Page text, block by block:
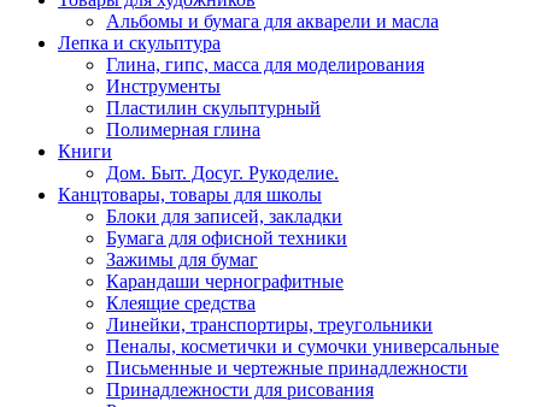
Альбомы и бумага для акварели и масла
Лепка и скульптура
Глина, гипс, масса для моделирования
Инструменты
Пластилин скульптурный
Полимерная глина
Книги
Дом. Быт. Досуг. Рукоделие.
Канцтовары, товары для школы
Блоки для записей, закладки
Бумага для офисной техники
Зажимы для бумаг
Карандаши чернографитные
Клеящие средства
Линейки, транспортиры, треугольники
Пеналы, косметички и сумочки универсальные
Письменные и чертежные принадлежности
Принадлежности для рисования